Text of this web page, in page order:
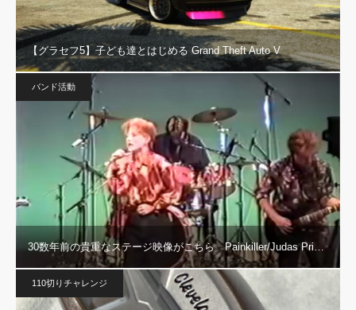
【グラセフ5】子ども達とはじめる Grand Theft Auto V
バンド活動
30数年前の貴重なステージ映像がこちら Painkiller/Judas Pri…
110切りチャレンジ